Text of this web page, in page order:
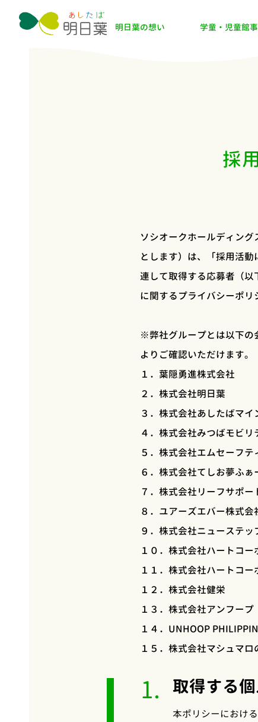
明日葉の想い 学童・児童館
採
ソシオークホールディン
とします）は、「採用活
連して取得する応募者（
に関するプライバシーポ
※弊社グループとは以下の
よりご確認いただけます。
１．葉隠勇進株式会社
２．株式会社明日葉
３．株式会社あしたばマイ
４．株式会社みつばモビリ
５．株式会社エムセーフテ
６．株式会社てしお夢ふぁ
７．株式会社リーフサポー
８．ユアーズエバー株式会
９．株式会社ニューステッ
１０．株式会社ハートコー
１１．株式会社ハートコ
１２．株式会社健栄
１３．株式会社アンフープ
１４．UNHOOP
１５．株式会社マシュマロ
1. 取得する
本ポリシーにおけ